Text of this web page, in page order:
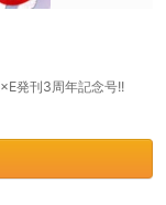
発刊3周年記念号!!